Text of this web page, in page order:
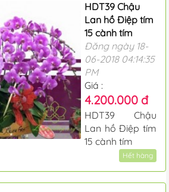
HDT39 Chậu
Lan hồ Điệp tím
15 cành tím
Đăng ngày 18-
06-2018 04:14:35
PM
Giá :
4.200.000 đ
HDT39 Chậu
Lan hồ Điệp tím
15 cành tím
Hết hàng